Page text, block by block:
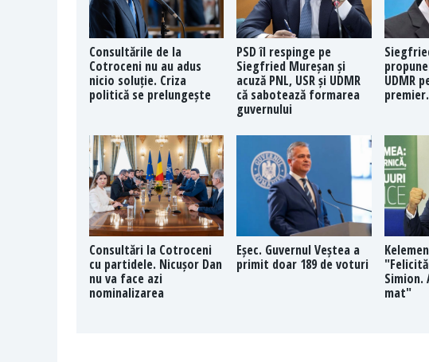
Consultările de la
Cotroceni nu au adus
nicio soluție. Criza
politică se prelungește
PSD îl respinge pe
Siegfried Mureșan și
acuză PNL, USR și UDMR
că sabotează formarea
guvernului
UDMR
premier.
Consultări la Cotroceni
cu partidele. Nicușor Dan
nu va face azi
nominalizarea
Eșec. Guvernul Veștea a
primit doar 189 de voturi
Simion.
mat"